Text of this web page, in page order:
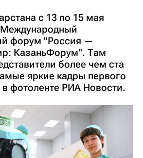
с 13 по 15 мая
Международный
форум "Россия —
КазаньФорум". Там
более чем ста
яркие кадры первого
фотоленте РИА Новости.